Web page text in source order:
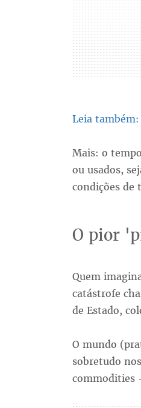
Leia também:
Mais: o
ou usados,
condições de
O pior
Quem
catástrofe
de Estado,
O mundo
sobretudo
commodities